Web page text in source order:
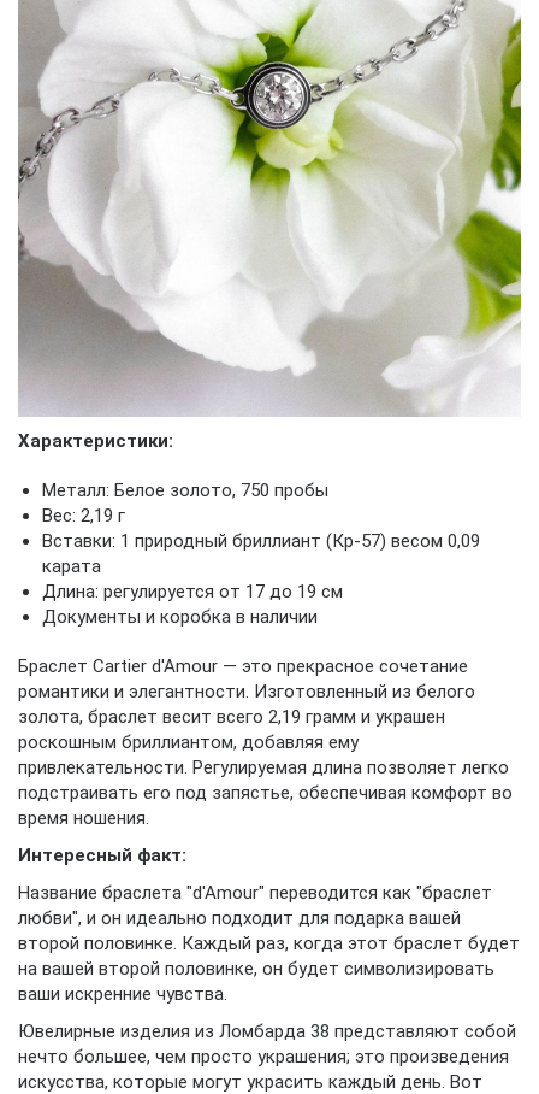
Характеристики:
Металл: Белое золото, 750 пробы
Вес: 2,19 г
Вставки: 1 природный бриллиант (Кр-57) весом 0,09
карата
Длина: регулируется от 17 до 19 см
Документы и коробка в наличии
Браслет Cartier d'Amour — это прекрасное сочетание
романтики и элегантности. Изготовленный из белого
золота, браслет весит всего 2,19 грамм и украшен
роскошным бриллиантом, добавляя ему
привлекательности. Регулируемая длина позволяет легко
подстраивать его под запястье, обеспечивая комфорт во
время ношения.
Интересный факт:
Название браслета "d'Amour" переводится как "браслет
любви", и он идеально подходит для подарка вашей
второй половинке. Каждый раз, когда этот браслет будет
на вашей второй половинке, он будет символизировать
ваши искренние чувства.
Ювелирные изделия из Ломбарда 38 представляют собой
нечто большее, чем просто украшения; это произведения
искусства, которые могут украсить каждый день. Вот